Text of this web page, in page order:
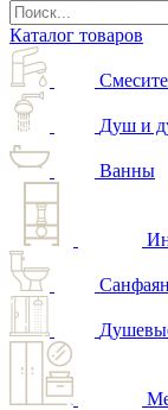
Каталог товаров
Душ и
Ванны